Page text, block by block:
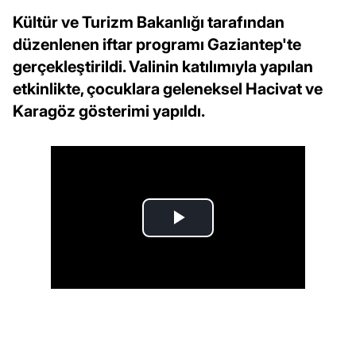
Kültür ve Turizm Bakanlığı tarafından
düzenlenen iftar programı Gaziantep'te
gerçekleştirildi. Valinin katılımıyla yapılan
etkinlikte, çocuklara geleneksel Hacivat ve
Karagöz gösterimi yapıldı.